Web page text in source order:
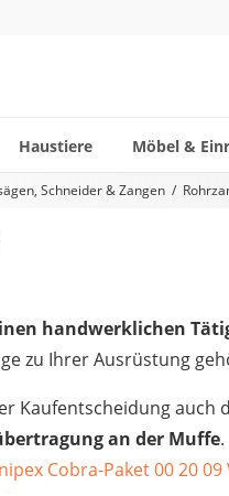
Haustiere Möbel &
Schneider & Zangen
handwerklichen
zu Ihrer Ausrüstung
Kaufentscheidung auch
an der Muffe
Cobra-Paket 00 20 09